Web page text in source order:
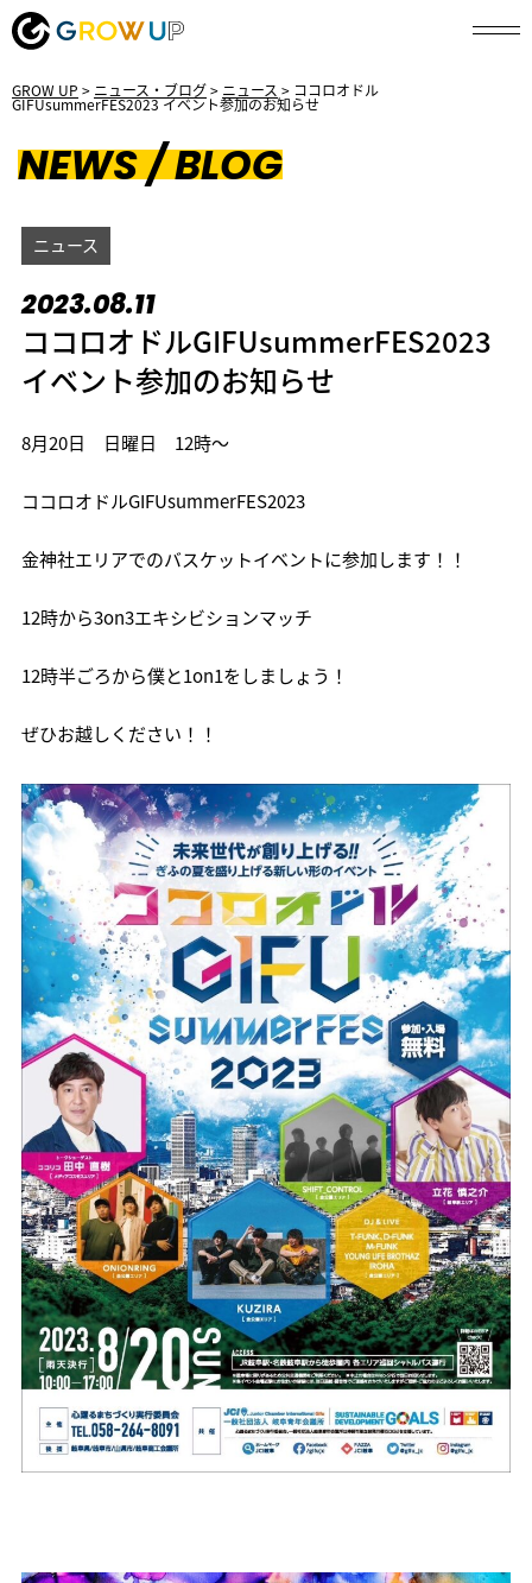
GROW UP > ニュース・ブログ> ニュース > ココロオドル
GIFUsummerFES2023 イベント参加のお知らせ
NEWS / BLOG
ニュース
2023.08.11
ココロオドルGIFUsummerFES2023
イベント参加のお知らせ
8月20日 日曜日 12時〜
ココロオドルGIFUsummerFES2023
金神社エリアでのバスケットイベントに参加します！！
12時から3on3エキシビションマッチ
12時半ごろから僕と1on1をしましょう！
ぜひお越しください！！